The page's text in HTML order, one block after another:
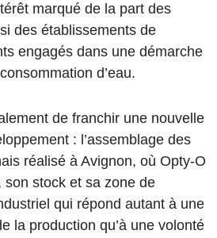
marqué de la part des
des établissements de
engagés dans une démarche
d’eau.
de franchir une nouvelle
: l’assemblage des
réalisé à Avignon, où Opty-O
stock et sa zone de
qui répond autant à une
la production qu’à une volonté